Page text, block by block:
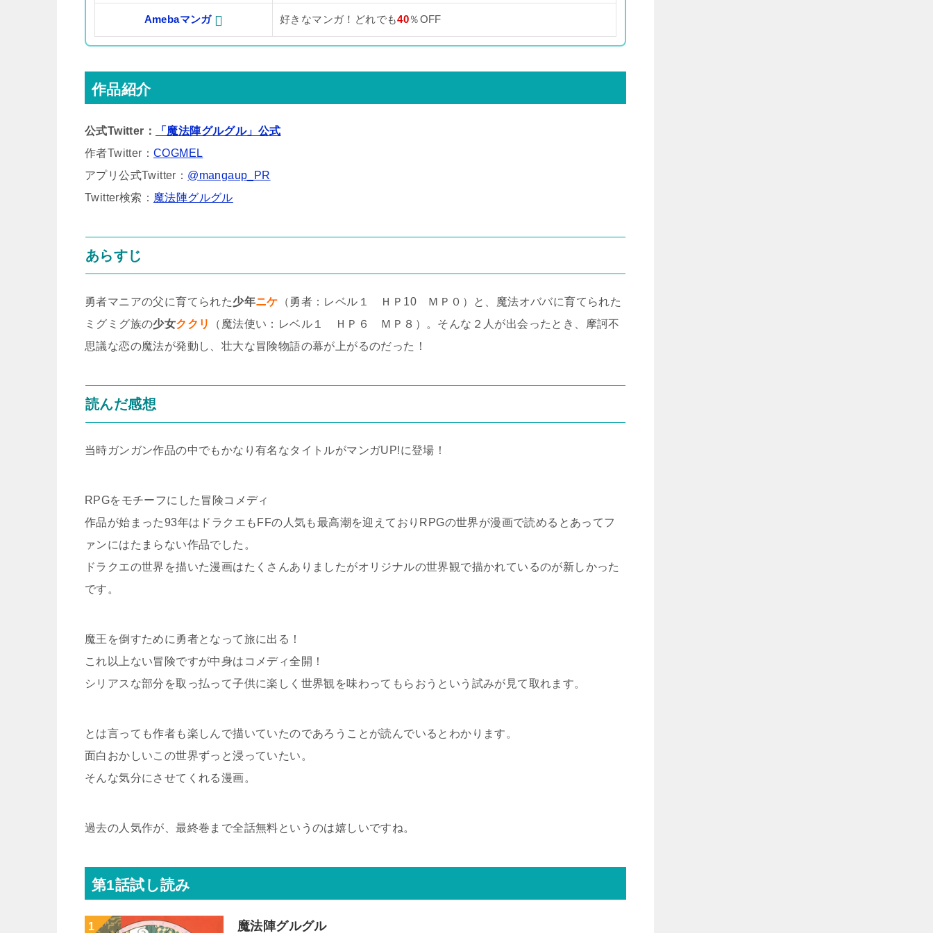
Amebaマンガ 好きなマンガ！どれでも40％OFF
作品紹介
公式Twitter：
「魔法陣グルグル」公式
作者Twitter：COGMEL
アプリ公式Twitter： @mangaup_PR
Twitter検索： 魔法陣グルグル
あらすじ
勇者マニアの父に育てられた少年ニケ （勇者：レベル１ ＨＰ10 ＭＰ０）と、魔法オババに育てられた
ミグミグ族の少女ククリ
（魔法使い：レベル１ ＨＰ６ ＭＰ８）。そんな２人が出会ったとき、摩訶不
思議な恋の魔法が発動し、壮大な冒険物語の幕が上がるのだった！
読んだ感想
当時ガンガン作品の中でもかなり有名なタイトルがマンガUP!に登場！
RPGをモチーフにした冒険コメディ
作品が始まった93年はドラクエもFFの人気も最高潮を迎えておりRPGの世界が漫画で読めるとあってフ
ァンにはたまらない作品でした。
ドラクエの世界を描いた漫画はたくさんありましたがオリジナルの世界観で描かれているのが新しかった
です。
魔王を倒すために勇者となって旅に出る！
これ以上ない冒険ですが中身はコメディ全開！
シリアスな部分を取っ払って子供に楽しく世界観を味わってもらおうという試みが見て取れます。
とは言っても作者も楽しんで描いていたのであろうことが読んでいるとわかります。
面白おかしいこの世界ずっと浸っていたい。
そんな気分にさせてくれる漫画。
過去の人気作が、最終巻まで全話無料というのは嬉しいですね。
第1話試し読み
魔法陣グルグル